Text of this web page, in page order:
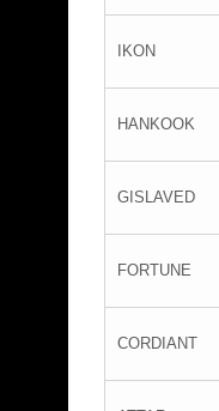
IKON
HANKOOK
GISLAVED
FORTUNE
CORDIANT